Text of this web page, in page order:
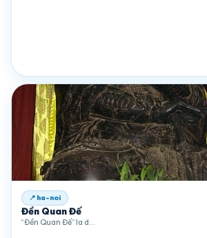
📍 ha-noi
Đền Quan Đế
“Đền Quan Đế” la d…